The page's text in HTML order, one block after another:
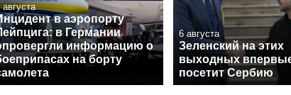
августа
в аэропорту
в Германии
информацию о
на борту
6 августа
Зеленский на этих
выходных
посетит Сербию